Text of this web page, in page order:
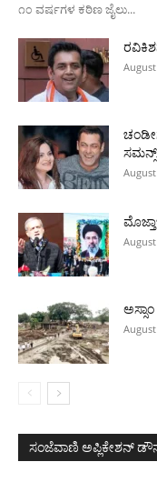
೧೦ ವರ್ಷಗಳ ಕಠಿಣ ಜೈಲು...
ಸಂಜೆವಾಣಿ ಅಪ್ಲಿಕೇಶನ್